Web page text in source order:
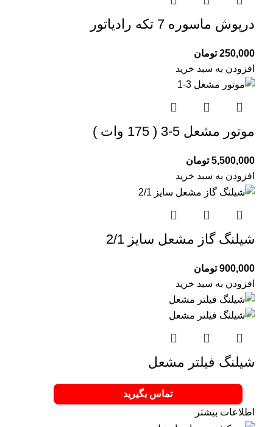
درپوش ماسوره 7 تکه رادیاتور
250,000 تومان
افزودن به سبد خرید
موتور مشعل 5-3 ( 175 وات )
5,500,000 تومان
افزودن به سبد خرید
شیلنگ گاز مشعل سایز 2/1
900,000 تومان
افزودن به سبد خرید
شیلنگ فیلتر مشعل
تماس بگیرید
اطلاعات بیشتر